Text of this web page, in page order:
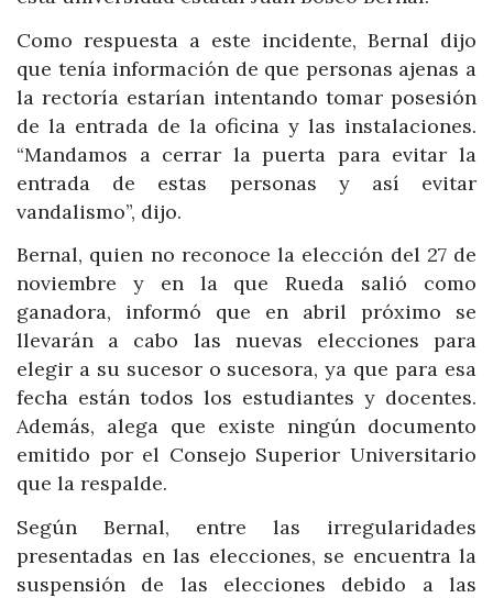
Como respuesta a este incidente, Bernal dijo
que tenía información de que personas ajenas a
la rectoría estarían intentando tomar posesión
de la entrada de la oficina y las instalaciones.
“Mandamos a cerrar la puerta para evitar la
entrada de estas personas y así evitar
vandalismo”, dijo.
Bernal, quien no reconoce la elección del 27 de
noviembre y en la que Rueda salió como
ganadora, informó que en abril próximo se
llevarán a cabo las nuevas elecciones para
elegir a su sucesor o sucesora, ya que para esa
fecha están todos los estudiantes y docentes.
Además, alega que existe ningún documento
emitido por el Consejo Superior Universitario
que la respalde.
Según Bernal, entre las irregularidades
presentadas en las elecciones, se encuentra la
suspensión de las elecciones debido a las